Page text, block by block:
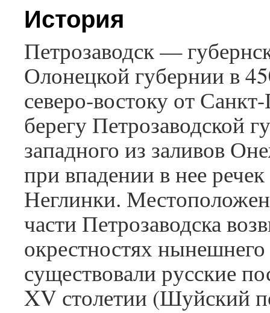
История
Петрозаводск —
Олонецкой губернии в
северо-востоку от
берегу Петрозаводской
западного из заливов
при впадении в нее
Неглинки.
части Петрозаводска
окрестностях
существовали русские
XV столетии (Шуйский